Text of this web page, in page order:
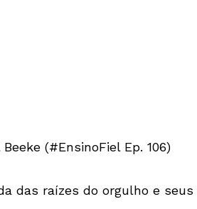
(#EnsinoFiel Ep. 106)
das raízes do orgulho e